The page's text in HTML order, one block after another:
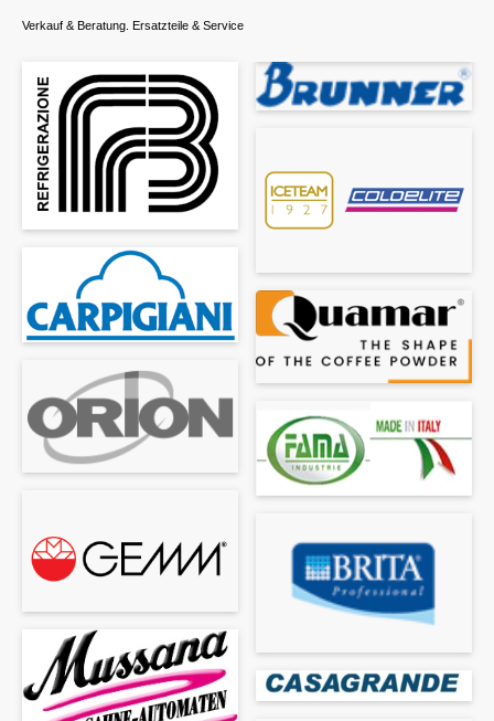
Verkauf & Beratung. Ersatzteile & Service